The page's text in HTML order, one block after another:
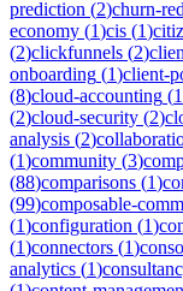
prediction (2)churn-
economy (1)cis (1)
(2)clickfunnels (2)
onboarding (1)client-
(8)cloud-accounting (1
(2)cloud-security (2)
analysis (2)
(1)community (3)
(88)comparisons (1)
(99)composable-
(1)configuration (1)
(1)connectors (1)
analytics (1)